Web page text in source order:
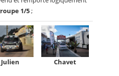
1/5;
Julien Chavet